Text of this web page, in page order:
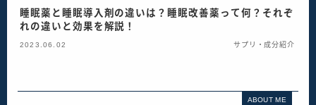
睡眠薬と睡眠導入剤の違いは？睡眠改善薬って何？それぞ
れの違いと効果を解説！
2023.06.02 サプリ・成分紹介
ABOUT ME